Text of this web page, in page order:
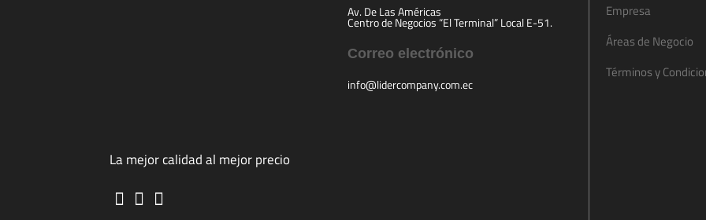
La mejor calidad al mejor precio
Av. De Las Américas
Centro de Negocios “El Terminal” Local E-51.
Correo electrónico
info@lidercompany.com.ec
Empresa
Áreas de Negocio
Términos y